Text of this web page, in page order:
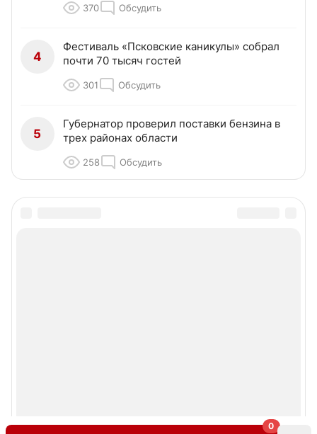
0
370 Обсудить
4
Фестиваль «Псковские каникулы» собрал
почти 70 тысяч гостей
301 Обсудить
5
Губернатор проверил поставки бензина в
трех районах области
258 Обсудить